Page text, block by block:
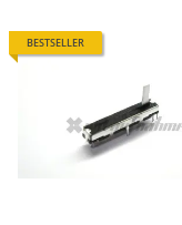
BESTSELLER